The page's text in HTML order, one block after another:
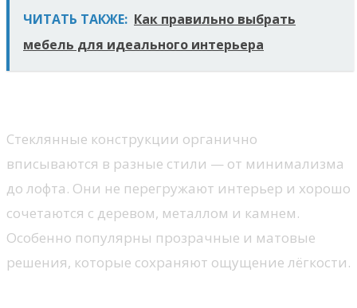
ЧИТАТЬ ТАКЖЕ: Как правильно выбрать
мебель для идеального интерьера
Стеклянные конструкции органично
вписываются в разные стили — от минимализма
до лофта. Они не перегружают интерьер и хорошо
сочетаются с деревом, металлом и камнем.
Особенно популярны прозрачные и матовые
решения, которые сохраняют ощущение лёгкости.